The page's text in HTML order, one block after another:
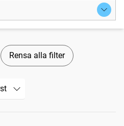
Rensa alla filter